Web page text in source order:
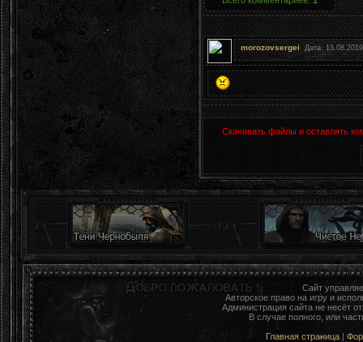
morozovsergei Дата:
Скачивать файлы и оставлять
Сайт
Авторское право на игру и
Администрация сайта не несёт
В случае полного, или
Главная страница |